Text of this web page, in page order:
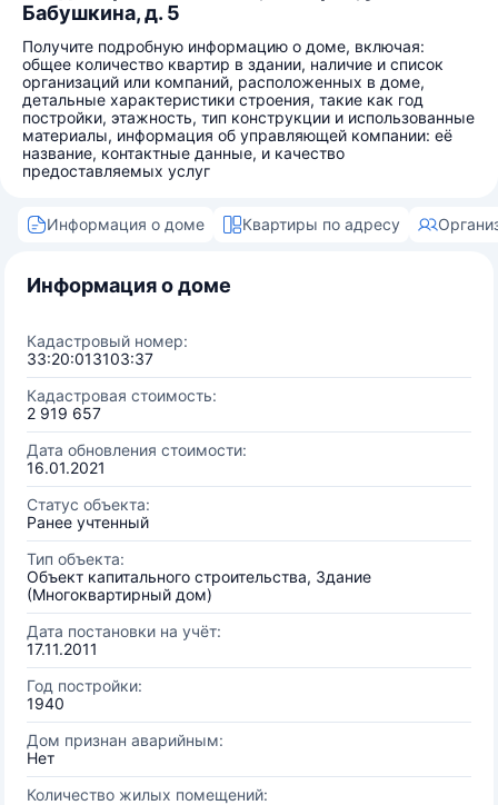
Бабушкина, д. 5
Получите подробную информацию о доме, включая:
общее количество квартир в здании, наличие и список
организаций или компаний, расположенных в доме,
детальные характеристики строения, такие как год
постройки, этажность, тип конструкции и использованные
материалы, информация об управляющей компании: её
название, контактные данные, и качество
предоставляемых услуг
Информация о доме Квартиры по адресу
Информация о доме
Кадастровый номер:
33:20:013103:37
Кадастровая стоимость:
2 919 657
Дата обновления стоимости:
16.01.2021
Статус объекта:
Ранее учтенный
Тип объекта:
Объект капитального строительства, Здание
(Многоквартирный дом)
Дата постановки на учёт:
17.11.2011
Год постройки:
1940
Дом признан аварийным:
Нет
Количество жилых помещений: